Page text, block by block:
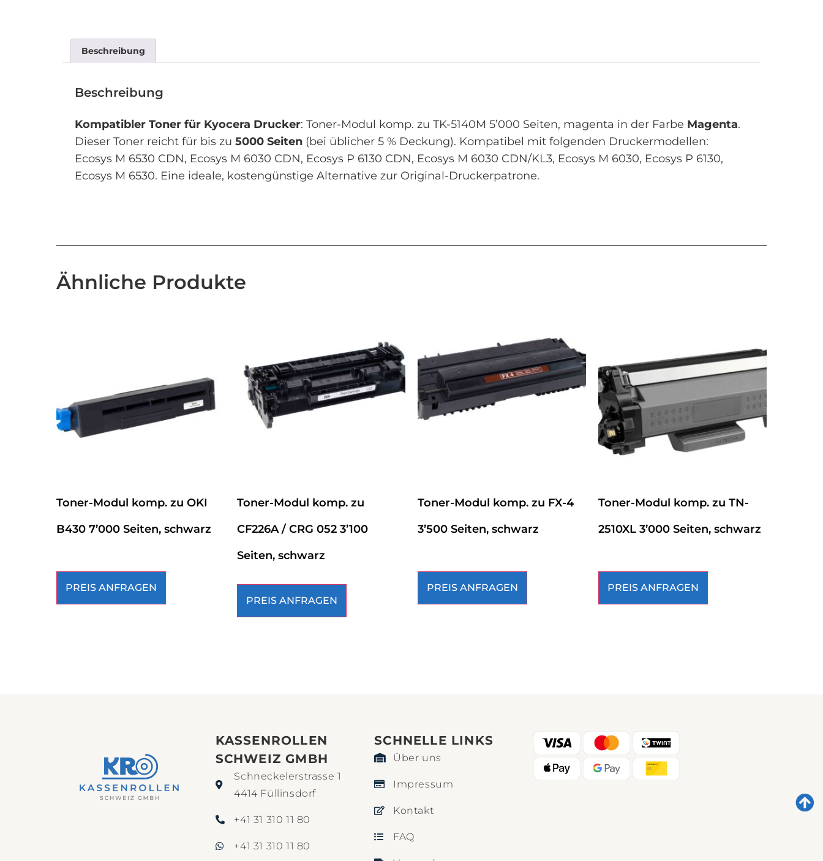
Beschreibung
Beschreibung
Kompatibler Toner für Kyocera Drucker: Toner-Modul komp. zu TK-5140M 5’000 Seiten, magenta in der Farbe Magenta.
Dieser Toner reicht für bis zu 5000 Seiten (bei üblicher 5 % Deckung). Kompatibel mit folgenden Druckermodellen:
Ecosys M 6530 CDN, Ecosys M 6030 CDN, Ecosys P 6130 CDN, Ecosys M 6030 CDN/KL3, Ecosys M 6030, Ecosys P 6130,
Ecosys M 6530. Eine ideale, kostengünstige Alternative zur Original-Druckerpatrone.
Ähnliche Produkte
Toner-Modul komp. zu OKI
B430 7’000 Seiten, schwarz
PREIS ANFRAGEN
Toner-Modul komp. zu
CF226A / CRG 052 3’100
Seiten, schwarz
PREIS ANFRAGEN
Toner-Modul komp. zu FX-4
3’500 Seiten, schwarz
PREIS ANFRAGEN
Toner-Modul komp. zu TN-
2510XL 3’000 Seiten, schwarz
PREIS ANFRAGEN
KASSENROLLEN
SCHWEIZ GMBH
Schneckelerstrasse 1
4414 Füllinsdorf
+41 31 310 11 80
+41 31 310 11 80
SCHNELLE LINKS​
Über uns
Impressum
Kontakt
FAQ